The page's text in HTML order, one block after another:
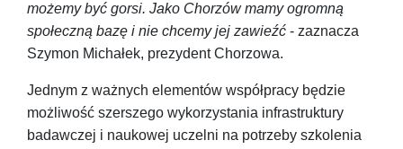
możemy być gorsi. Jako Chorzów mamy ogromną
społeczną bazę i nie chcemy jej zawieźć - zaznacza
Szymon Michałek, prezydent Chorzowa.
Jednym z ważnych elementów współpracy będzie
możliwość szerszego wykorzystania infrastruktury
badawczej i naukowej uczelni na potrzeby szkolenia